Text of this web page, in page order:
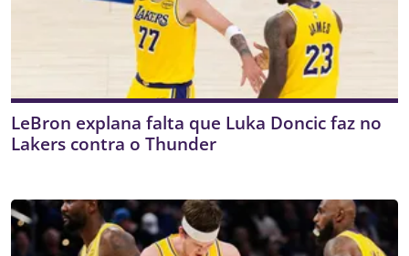
LeBron explana falta que Luka Doncic faz no
Lakers contra o Thunder